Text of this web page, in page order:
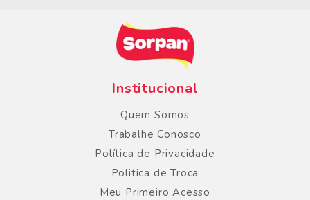
Institucional
Quem Somos
Trabalhe Conosco
Política de Privacidade
Politica de Troca
Meu Primeiro Acesso